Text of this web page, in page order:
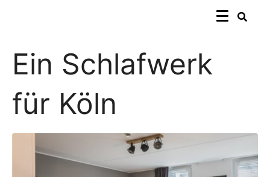
Ein Schlafwerk
für Köln